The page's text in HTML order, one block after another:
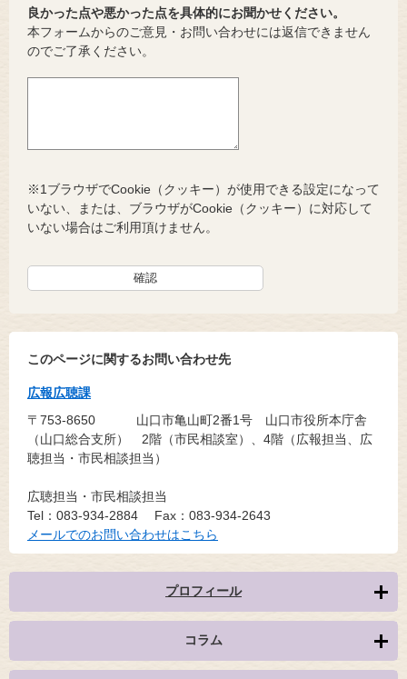
良かった点や悪かった点を具体的にお聞かせください。
本フォームからのご意見・お問い合わせには返信できません
のでご了承ください。
※1ブラウザでCookie（クッキー）が使用できる設定になって
いない、または、ブラウザがCookie（クッキー）に対応して
いない場合はご利用頂けません。
このページに関するお問い合わせ先
広報広聴課
〒753-8650
山口市亀山町2番1号 山口市役所本庁舎
（山口総合支所） 2階（市民相談室）、4階（広報担当、広
聴担当・市民相談担当）
広聴担当・市民相談担当
Tel：083-934-2884
Fax：083-934-2643
メールでのお問い合わせはこちら
プロフィール
コラム